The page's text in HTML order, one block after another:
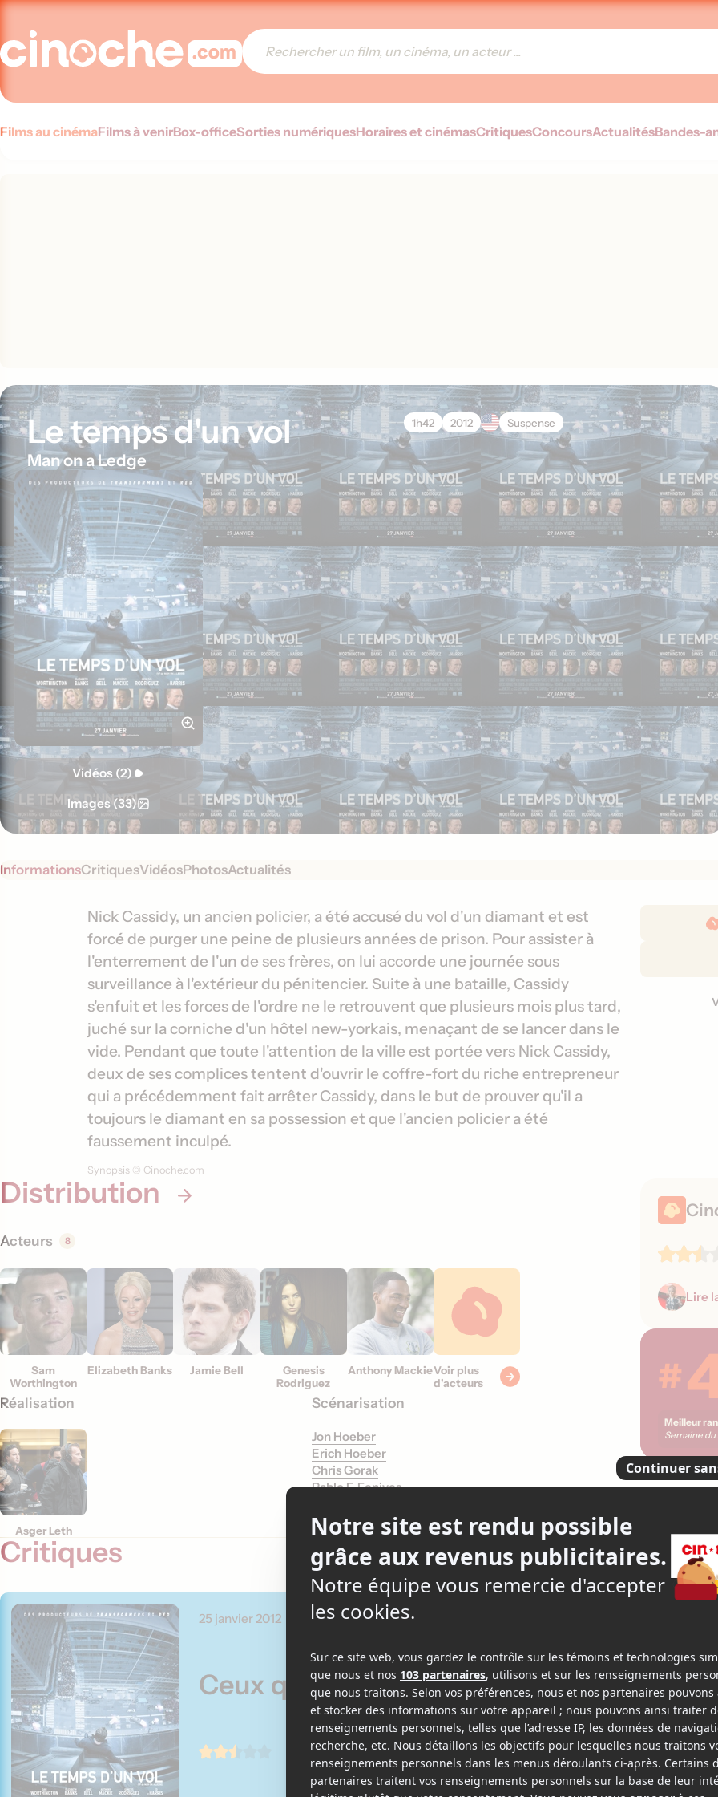
Films au cinémaFilms à venirBox-officeSorties numériquesHoraires et cinémasCritiquesConcoursActualitésBandes-
Le temps d'un vol
Man on a Ledge
1h42 2012 Suspense
Vidéos (2)
Images (33)
InformationsCritiquesVidéosPhotosActualités
s
S
y
n
o
p
s
i
s
Nick Cassidy, un ancien policier, a été accusé du vol d'un diamant et est
forcé de purger une peine de plusieurs années de prison. Pour assister à
l'enterrement de l'un de ses frères, on lui accorde une journée sous
surveillance à l'extérieur du pénitencier. Suite à une bataille, Cassidy
s'enfuit et les forces de l'ordre ne le retrouvent que plusieurs mois plus tard,
juché sur la corniche d'un hôtel new-yorkais, menaçant de se lancer dans le
vide. Pendant que toute l'attention de la ville est portée vers Nick Cassidy,
deux de ses complices tentent d'ouvrir le coffre-fort du riche entrepreneur
qui a précédemment fait arrêter Cassidy, dans le but de prouver qu'il a
toujours le diamant en sa possession et que l'ancien policier a été
faussement inculpé.
Synopsis © Cinoche.com
Distribution
Acteurs 8
Sam
Worthington
Elizabeth Banks Jamie Bell
Genesis
Rodriguez
Anthony MackieVoir plus
d'acteurs
Réalisation
Asger Leth
Scénarisation
Jon Hoeber
Erich Hoeber
Chris Gorak
Pablo F. Fenjves
Lire
#
Meilleur
Semaine du
Critiques
25 janvier 2012
Ceux qui en savaient trop 4
16